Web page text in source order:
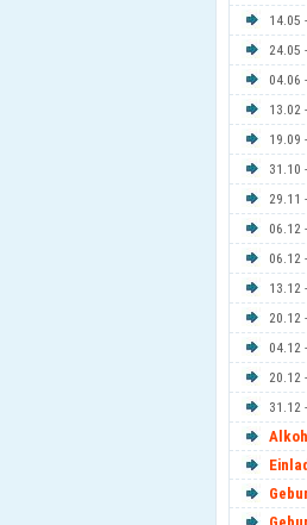
14.05 -
24.05 -
04.06 -
13.02 -
19.09 -
31.10 -
29.11 -
06.12 -
06.12 -
13.12 -
20.12 -
04.12 -
20.12 -
31.12 -